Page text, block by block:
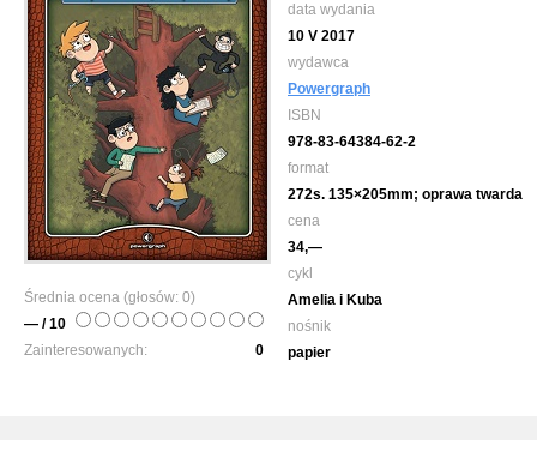
Średnia ocena (głosów: 0)
— / 10
0
Zainteresowanych:
data wydania
10 V 2017
wydawca
Powergraph
ISBN
978-83-64384-62-2
format
272s. 135×205mm; oprawa twarda
cena
34,—
cykl
Amelia i Kuba
nośnik
papier